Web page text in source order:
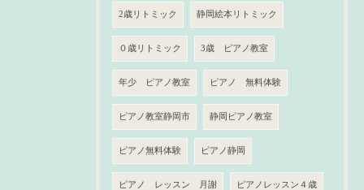
2歳リトミック 静岡絵本リトミック
０歳リトミック 3歳 ピアノ教室
年少 ピアノ教室 ピアノ 無料体験
ピアノ教室静岡市 静岡ピアノ教室
ピアノ無料体験 ピアノ静岡
ピアノ レッスン 月謝 ピアノレッスン４歳